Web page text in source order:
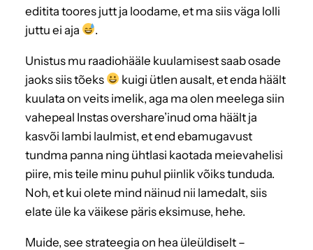
editita toores jutt ja loodame, et ma siis väga lolli
juttu ei aja
.
Unistus mu raadiohääle kuulamisest saab osade
jaoks siis tõeks
kuigi ütlen ausalt, et enda häält
kuulata on veits imelik, aga ma olen meelega siin
vahepeal Instas overshare’inud oma häält ja
kasvõi lambi laulmist, et end ebamugavust
tundma panna ning ühtlasi kaotada meievahelisi
piire, mis teile minu puhul piinlik võiks tunduda.
Noh, et kui olete mind näinud nii lamedalt, siis
elate üle ka väikese päris eksimuse, hehe.
Muide, see strateegia on hea üleüldiselt –